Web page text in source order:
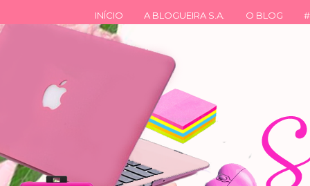
INÍCIO A BLOGUEIRA S.A. O BLOG